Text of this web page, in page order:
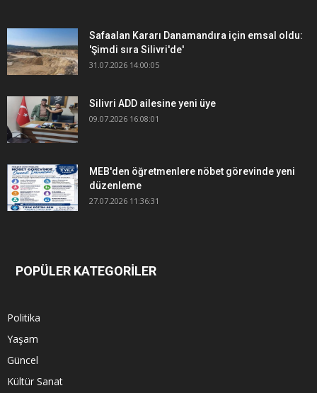
Safaalan Kararı Danamandıra için emsal oldu:
'Şimdi sıra Silivri'de'
31.07.2026 14:00:05
Silivri ADD ailesine yeni üye
09.07.2026 16:08:01
MEB'den öğretmenlere nöbet görevinde yeni
düzenleme
27.07.2026 11:36:31
POPÜLER KATEGORİLER
Politika
Yaşam
Güncel
Kültür Sanat